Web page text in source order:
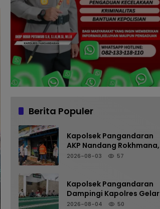
Berita Populer
Kapolsek Pangandaran
AKP Nandang Rokhmana,
S.H., M.H. Bersama
2026-08-03 57
Kapolsek Pangandaran
Dampingi Kapolres Gelar
Sholat Subuh Keliling di
2026-08-04 50